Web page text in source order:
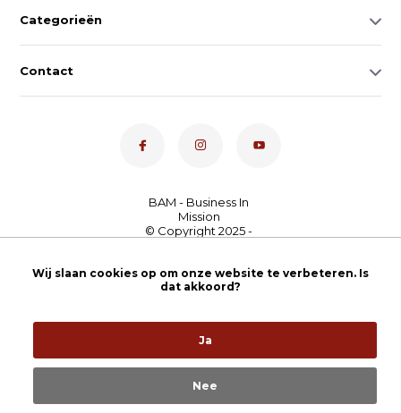
Categorieën
Contact
Nederland4,7- bekijk
onze 100+ reviews
Wij slaan cookies op om onze website te verbeteren. Is
dat akkoord?
Ja
Nee